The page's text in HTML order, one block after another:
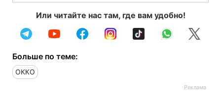
Или читайте нас там, где вам удобно!
Больше по теме:
ОККО